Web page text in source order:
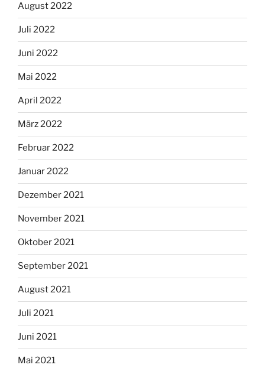
August 2022
Juli 2022
Juni 2022
Mai 2022
April 2022
März 2022
Februar 2022
Januar 2022
Dezember 2021
November 2021
Oktober 2021
September 2021
August 2021
Juli 2021
Juni 2021
Mai 2021